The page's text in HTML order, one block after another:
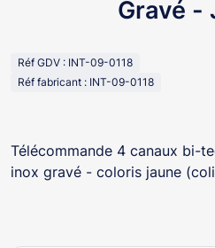
Gravé -
Réf GDV : INT-09-0118
Réf fabricant : INT-09-0118
Télécommande 4 canaux bi-
inox gravé - coloris jaune